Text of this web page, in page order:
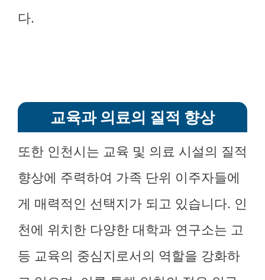
다.
교육과 의료의 질적 향상
또한 인천시는 교육 및 의료 시설의 질적
향상에 주력하여 가족 단위 이주자들에
게 매력적인 선택지가 되고 있습니다. 인
천에 위치한 다양한 대학과 연구소는 고
등 교육의 중심지로서의 역할을 강화하